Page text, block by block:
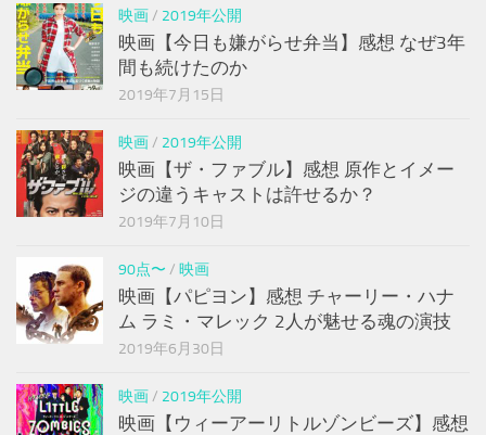
映画/ 2019年公開
映画【今日も嫌がらせ弁当】感想 なぜ3年
間も続けたのか
2019年7月15日
映画/ 2019年公開
映画【ザ・ファブル】感想 原作とイメー
ジの違うキャストは許せるか？
2019年7月10日
90点〜 / 映画
映画【パピヨン】感想 チャーリー・ハナ
ム ラミ・マレック 2人が魅せる魂の演技
2019年6月30日
映画/ 2019年公開
映画【ウィーアーリトルゾンビーズ】感想